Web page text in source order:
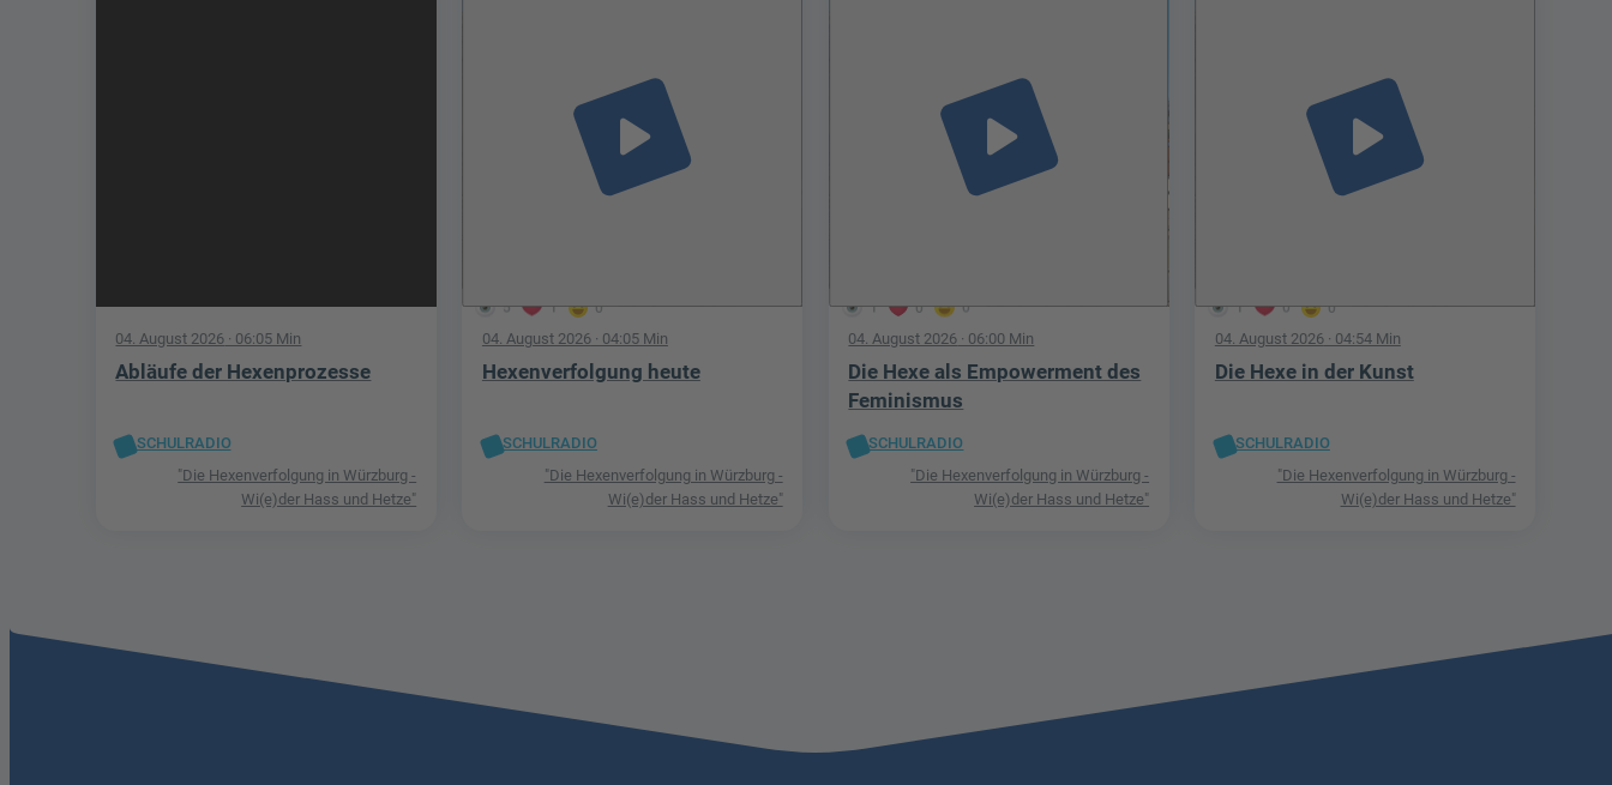
04. August 2026 · 06:05 Min
Abläufe der Hexenprozesse
SCHULRADIO
"Die Hexenverfolgung in Würzburg -
Wi(e)der Hass und Hetze"
5 1 0
play_arrow
04. August 2026· 04:05 Min
Hexenverfolgung heute
SCHULRADIO
"Die Hexenverfolgung in Würzburg -
Wi(e)der Hass und Hetze"
1 0 0
play_arrow
04. August 2026 · 06:00 Min
Die Hexe als Empowerment des
Feminismus
SCHULRADIO
"Die Hexenverfolgung in Würzburg -
Wi(e)der Hass und Hetze"
1 0 0
play_arrow
04. August 2026· 04:54 Min
Die Hexe in der Kunst
SCHULRADIO
"Die Hexenverfolgung in Würzburg -
Wi(e)der Hass und Hetze"